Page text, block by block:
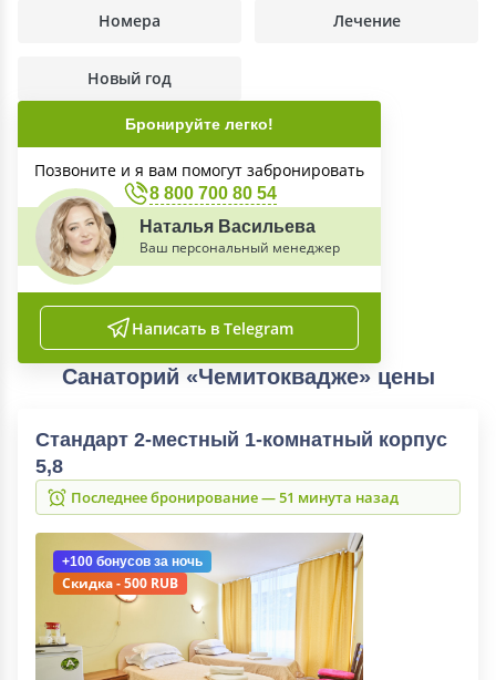
Номера Лечение
Новый год
Бронируйте легко!
Позвоните и я вам помогут забронировать
8 800 700 80 54
Наталья Васильева
Ваш персональный менеджер
Написать в Telegram
Санаторий «Чемитоквадже» цены
Стандарт 2-местный 1-комнатный корпус
5,8
Последнее бронирование — 51 минута назад
+100 бонусов за ночь
Скидка - 500 RUB